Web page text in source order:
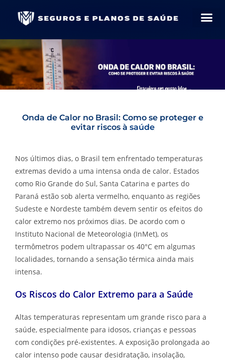
Onda de Calor no Brasil: Como se proteger e
evitar riscos à saúde
Nos últimos dias, o Brasil tem enfrentado temperaturas
extremas devido a uma intensa onda de calor. Estados
como Rio Grande do Sul, Santa Catarina e partes do
Paraná estão sob alerta vermelho, enquanto as regiões
Sudeste e Nordeste também devem sentir os efeitos do
calor extremo nos próximos dias. De acordo com o
Instituto Nacional de Meteorologia (InMet), os
termômetros podem ultrapassar os 40°C em algumas
localidades, tornando a sensação térmica ainda mais
intensa.
Os Riscos do Calor Extremo para a Saúde
Altas temperaturas representam um grande risco para a
saúde, especialmente para idosos, crianças e pessoas
com condições pré-existentes. A exposição prolongada ao
calor intenso pode causar desidratação, insolação,